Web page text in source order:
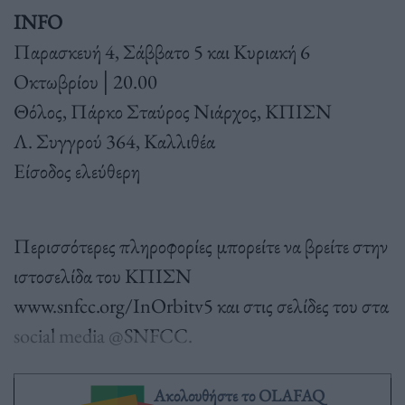
INFO
Παρασκευή 4, Σάββατο 5 και Κυριακή 6
Οκτωβρίου│20.00
Θόλος, Πάρκο Σταύρος Νιάρχος, ΚΠΙΣΝ
Λ. Συγγρού 364, Καλλιθέα
Είσοδος ελεύθερη
Περισσότερες πληροφορίες μπορείτε να βρείτε στην
ιστοσελίδα του ΚΠΙΣΝ
www.snfcc.org/InOrbitv5 και στις σελίδες του στα
social media @SNFCC.
Ακολουθήστε το OLAFAQ